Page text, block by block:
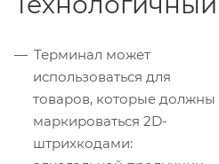
Терминал может
использоваться для
товаров, которые должны
маркироваться 2D-
штрихкодами: